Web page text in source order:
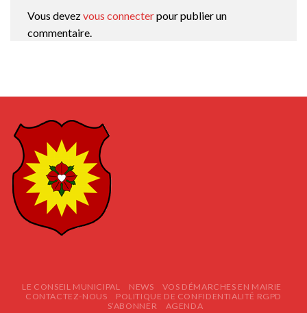
Vous devezvous connecterpour publier un
commentaire.
LE CONSEIL MUNICIPAL NEWS
VOS DÉMARCHES EN MAIRIE
CONTACTEZ-NOUS
POLITIQUE DE CONFIDENTIALITÉ RGPD
S’ABONNER
AGENDA